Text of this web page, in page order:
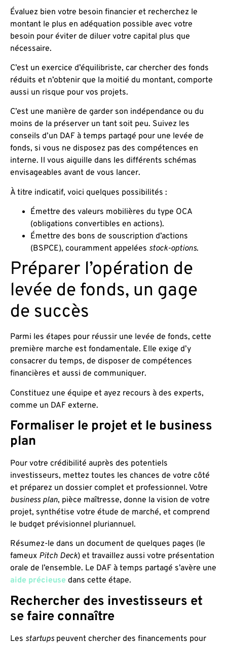
Évaluez bien votre besoin financier et recherchez le
montant le plus en adéquation possible avec votre
besoin pour éviter de diluer votre capital plus que
nécessaire.
C’est un exercice d’équilibriste, car chercher des fonds
réduits et n’obtenir que la moitié du montant, comporte
aussi un risque pour vos projets.
C’est une manière de garder son indépendance ou du
moins de la préserver un tant soit peu. Suivez les
conseils d’un DAF à temps partagé pour une levée de
fonds, si vous ne disposez pas des compétences en
interne. Il vous aiguille dans les différents schémas
envisageables avant de vous lancer.
À titre indicatif, voici quelques possibilités :
Émettre des valeurs mobilières du type OCA
(obligations convertibles en actions).
Émettre des bons de souscription d’actions
(BSPCE), couramment appelées stock-options.
Préparer l’opération de
levée de fonds, un gage
de succès
Parmi les étapes pour réussir une levée de fonds, cette
première marche est fondamentale. Elle exige d’y
consacrer du temps, de disposer de compétences
financières et aussi de communiquer.
Constituez une équipe et ayez recours à des experts,
comme un DAF externe.
Formaliser le projet et le business
plan
Pour votre crédibilité auprès des potentiels
investisseurs, mettez toutes les chances de votre côté
et préparez un dossier complet et professionnel. Votre
business plan, pièce maîtresse, donne la vision de votre
projet, synthétise votre étude de marché, et comprend
le budget prévisionnel pluriannuel.
Résumez-le dans un document de quelques pages (le
fameux Pitch Deck) et travaillez aussi votre présentation
orale de l’ensemble. Le DAF à temps partagé s’avère une
aide précieuse dans cette étape.
Rechercher des investisseurs et
se faire connaître
Les startupspeuvent chercher des financements pour